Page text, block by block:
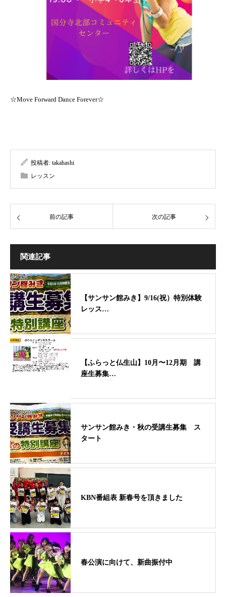
☆Move Forward Dance Forever☆
投稿者: takahashi
レッスン
前の記事 次の記事
関連記事
【サンサン館みき】9/16(祝）特別体験
レッス…
【ふらっと仏生山】10月〜12月期 講
座生募集…
サンサン館みき・秋の受講生募集 ス
タート
KBN番組表 新春号を頂きました
春公演に向けて、新曲振付中